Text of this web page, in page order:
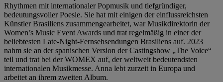
Rhythmen mit internationaler Popmusik und tiefgründiger,
bedeutungsvoller Poesie. Sie hat mit einigen der einflussreichsten
Künstler Brasiliens zusammengearbeitet, war Musikdirektorin der
Women’s Music Event Awards und trat regelmäßig in einer der
beliebtesten Late-Night-Fernsehsendungen Brasiliens auf. 2023
nahm sie an der spanischen Version der Castingshow „The Voice“
teil und trat bei der WOMEX auf, der weltweit bedeutendsten
internationalen Musikmesse. Anna lebt zurzeit in Europa und
arbeitet an ihrem zweiten Album.